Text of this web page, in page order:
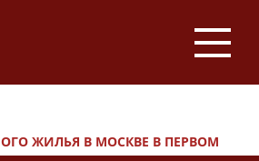
ЖИЛЬЯ В МОСКВЕ В ПЕРВОМ